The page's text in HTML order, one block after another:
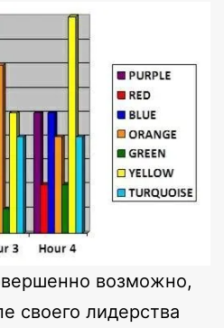
возможно,
своего лидерства